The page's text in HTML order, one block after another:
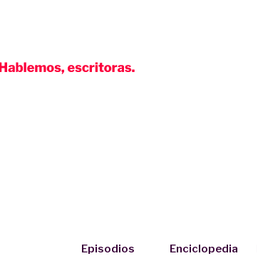
Episodios Enciclopedia